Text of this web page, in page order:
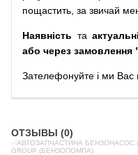
пощастить, за звичай
Наявність та
або через замовлення
Зателефонуйте і ми Вас
ОТЗЫВЫ (0)
✅АВТОЗАПЧАСТИНА БЕНЗОНАСОС
GROUP (БЕНЗОПОМПА)